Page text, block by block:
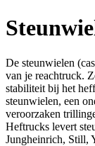
De steunwielen
van je reachtruck.
stabiliteit bij het
steunwielen, een
veroorzaken
Heftrucks levert
Jungheinrich, Still,